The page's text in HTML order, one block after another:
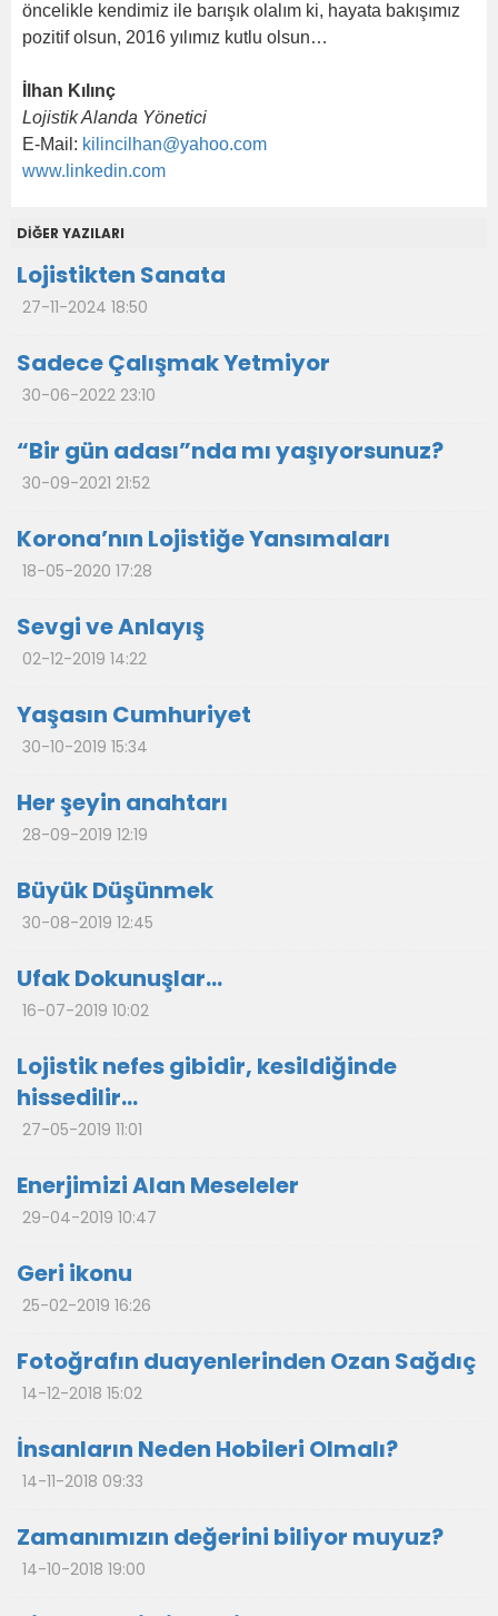
öncelikle kendimiz ile barışık olalım ki, hayata bakışımız
pozitif olsun, 2016 yılımız kutlu olsun…
İlhan Kılınç
Lojistik Alanda Yönetici
E-Mail: kilincilhan@yahoo.com
www.linkedin.com
DİĞER YAZILARI
Lojistikten Sanata
27-11-2024 18:50
Sadece Çalışmak Yetmiyor
30-06-2022 23:10
“Bir gün adası”nda mı yaşıyorsunuz?
30-09-2021 21:52
Korona’nın Lojistiğe Yansımaları
18-05-2020 17:28
Sevgi ve Anlayış
02-12-2019 14:22
Yaşasın Cumhuriyet
30-10-2019 15:34
Her şeyin anahtarı
28-09-2019 12:19
Büyük Düşünmek
30-08-2019 12:45
Ufak Dokunuşlar…
16-07-2019 10:02
Lojistik nefes gibidir, kesildiğinde
hissedilir…
27-05-2019 11:01
Enerjimizi Alan Meseleler
29-04-2019 10:47
Geri ikonu
25-02-2019 16:26
Fotoğrafın duayenlerinden Ozan Sağdıç
14-12-2018 15:02
İnsanların Neden Hobileri Olmalı?
14-11-2018 09:33
Zamanımızın değerini biliyor muyuz?
14-10-2018 19:00